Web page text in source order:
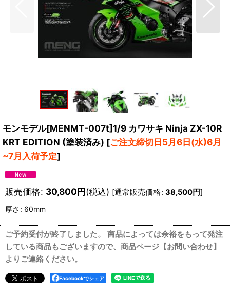
モンモデル[MENMT-007t]1/9 カワサキ Ninja ZX-10R
KRT EDITION (塗装済み) [ご注文締切日5月6日(水)6月
~7月入荷予定]
販売価格: 30,800円(税込) [通常販売価格: 38,500円]
厚さ : 60mm
ご予約受付が終了しました。 商品によっては余裕をもって発注
している商品もございますので、商品ページ【お問い合わせ】
よりご連絡ください。
Facebookでシェア